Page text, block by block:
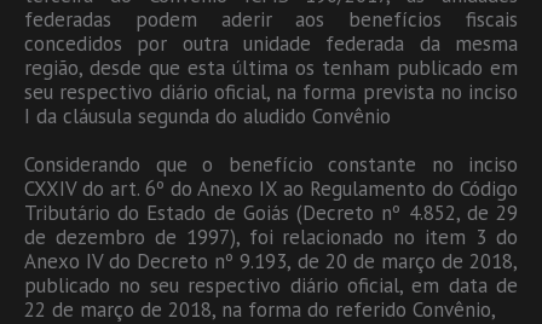
federadas podem aderir aos benefícios fiscais
concedidos por outra unidade federada da mesma
região, desde que esta última os tenham publicado em
seu respectivo diário oficial, na forma prevista no inciso
I da cláusula segunda do aludido Convênio
Considerando que o benefício constante no inciso
CXXIV do art. 6º do Anexo IX ao Regulamento do Código
Tributário do Estado de Goiás (Decreto nº 4.852, de 29
de dezembro de 1997), foi relacionado no item 3 do
Anexo IV do Decreto nº 9.193, de 20 de março de 2018,
publicado no seu respectivo diário oficial, em data de
22 de março de 2018, na forma do referido Convênio,